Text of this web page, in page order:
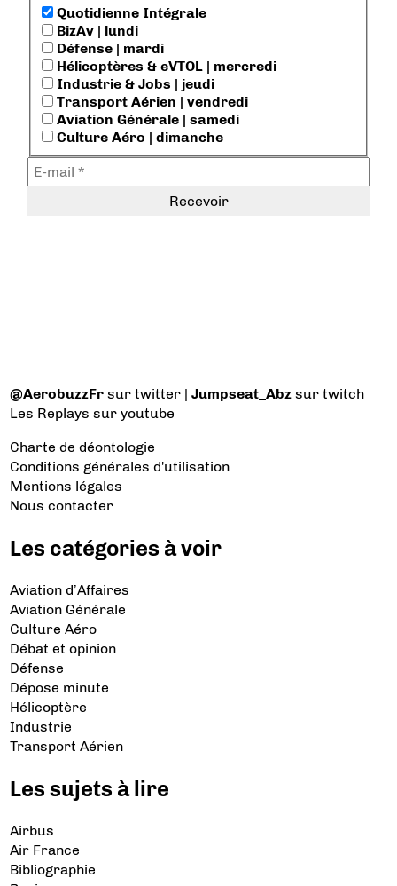
Quotidienne Intégrale
BizAv | lundi
Défense | mardi
Hélicoptères & eVTOL | mercredi
Industrie & Jobs | jeudi
Transport Aérien | vendredi
Aviation Générale | samedi
Culture Aéro | dimanche
@AerobuzzFr sur twitter |Jumpseat_Abz sur twitch
Les Replays sur youtube
Charte de déontologie
Conditions générales d'utilisation
Mentions légales
Nous contacter
Les catégories à voir
Aviation d’Affaires
Aviation Générale
Culture Aéro
Débat et opinion
Défense
Dépose minute
Hélicoptère
Industrie
Transport Aérien
Les sujets à lire
Airbus
Air France
Bibliographie